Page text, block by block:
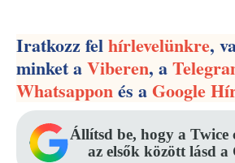
Iratkozz felhírlevelünkre,
minket aViberen, a
Whatsapponés aGoogle
Állítsd be, hogy a
az elsők között lásd a